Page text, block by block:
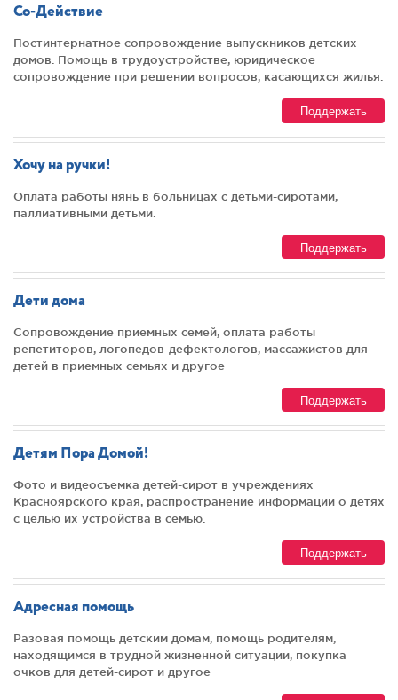
Со-Действие
Постинтернатное сопровождение выпускников детских
домов. Помощь в трудоустройстве, юридическое
сопровождение при решении вопросов, касающихся жилья.
Поддержать
Хочу на ручки!
Оплата работы нянь в больницах с детьми-сиротами,
паллиативными детьми.
Поддержать
Дети дома
Сопровождение приемных семей, оплата работы
репетиторов, логопедов-дефектологов, массажистов для
детей в приемных семьях и другое
Поддержать
Детям Пора Домой!
Фото и видеосъемка детей-сирот в учреждениях
Красноярского края, распространение информации о детях
с целью их устройства в семью.
Поддержать
Адресная помощь
Разовая помощь детским домам, помощь родителям,
находящимся в трудной жизненной ситуации, покупка
очков для детей-сирот и другое